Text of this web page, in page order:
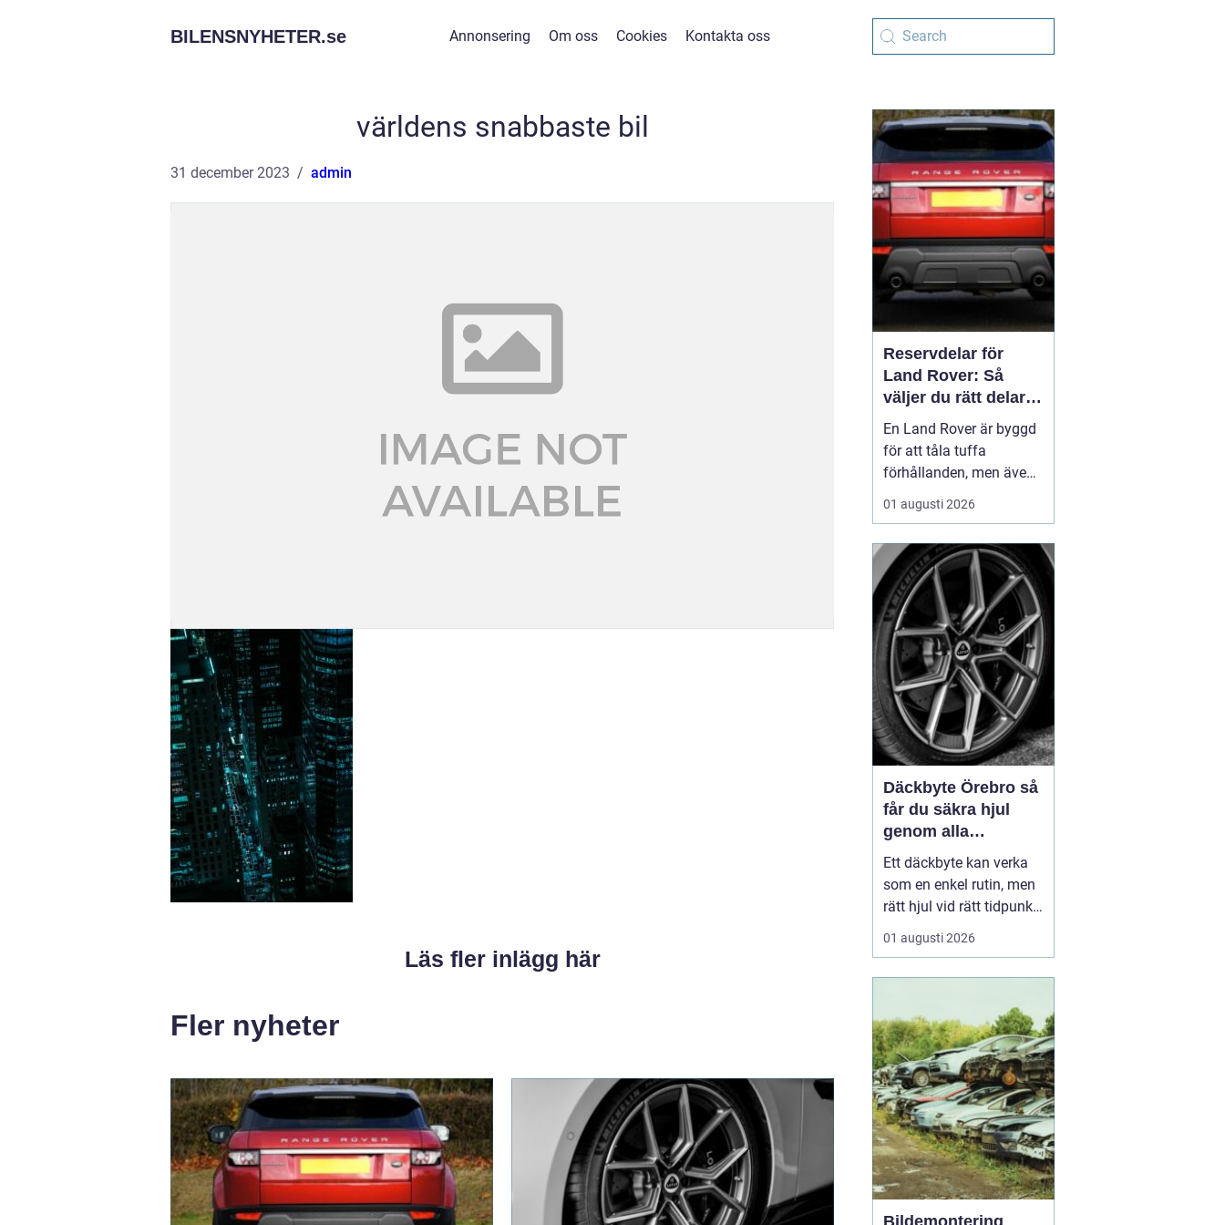
BILENSNYHETER.se Annonsering Om oss Cookies Kontakta oss
världens snabbaste bil
31 december 2023 admin
Läs fler inlägg här
Fler nyheter
Reservdelar för
Land Rover: Så
väljer du rätt delar
för lång livslängd
och trygg körning
En Land Rover är byggd
för att tåla tuffa
förhållanden, men även
den mest robusta bil
slits med tiden. När
drivlina börjar ge sig
avgör valet av delar hur
bilen kommer att fu...
01 augusti 2026
Däckbyte Örebro så
får du säkra hjul
genom alla
säsonger
Ett däckbyte kan verka
som en enkel rutin, men
rätt hjul vid rätt tidpunkt
är avgörande för både
säkerhet, komfort och
snabbt och somrarna
bjuda på både regn och
hetta, behöver bilägare
ha koll på lagar, vä...
01 augusti 2026
Bildemontering